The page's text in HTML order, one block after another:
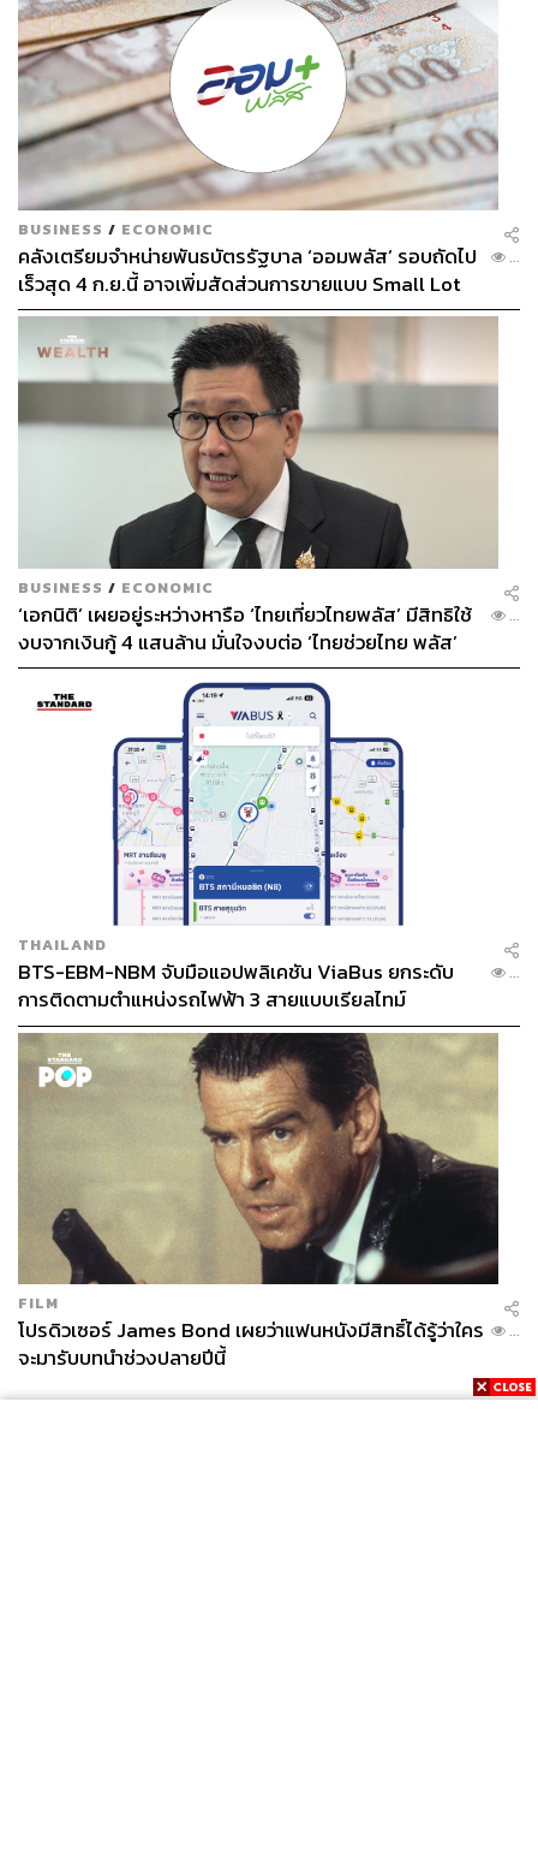
เพลง North London Forever ไม่ได้พูดถึงแชมป์ ไม่ได้พูดถึง
ชัยชนะ แต่มันพูดถึงบ้าน ชุมชน และความผูกพัน
สิ่งที่น่าสนใจคือ North London Forever ไม่ได้ถูกแต่งขึ้นเพื่อ
Arsenal โดยตรง แต่ มิเกล อาร์เตต้า มองเห็นพลังของมัน
และเลือกดึงมันเข้ามาเป็นส่วนหนึ่งของการสร้างวัฒนธรรม
ใหม่ของสโมสรในช่วงปี 2022 ซึ่งเป็นช่วงที่ Arsenal ยังไม่ได้
ประสบความสำเร็จเต็มตัว ยังอยู่ระหว่างการสร้างตัวตน และ
ยังต้องต่อสู้กับคำวิจารณ์มากมาย
ประโยค whatever the weather มีความหมายลึกมาก และ
ท่วงทำนองตอนที่คน 60,000 กว่าคนร้องในสนามทั้งตอน
ก่อนแข่งและหลังแข่งฟังแล้วขนลุกสุดๆ
ผมเองเชียร์อาร์เซนอลมานับ 20 กว่าปี ไปดูอาร์เซนอลที่
สนามเป็นสิบๆ ครั้ง ก็เพิ่งได้ฟังเพลงนี้จริงๆในสนามเมื่อปีนี้
นี่เอง การได้อยู่ในบรรยากาศวันนั้นยอมรับว่าน้ำตาไหลได้
North London forever
ลอนดอนเหนือจะอยู่กับเราตลอดไป
Whatever the weather
ไม่ว่าสภาพอากาศจะเป็นอย่างไร
These streets are our own
ถนนทุกสายที่นี่คือบ้านของเรา
And my heart will leave you never
และหัวใจของฉันจะไม่มีวันจากที่นี่ไป
My blood will forever run through the stone
เลือดของฉันจะไหลเวียนอยู่ในผืนดินและก้อนหินแห่งที่นี่
ตลอดไป
มันไม่ได้หมายถึงแค่ฝนตกหรือแดดออก แต่มันหมายถึง ตอน
ชนะก็อยู่ ตอนแพ้ก็อยู่ ตอนถูกล้อก็ยังอยู่
นี่คือสิ่งที่ทำให้ Arsenal ไม่ใช่แค่สโมสรฟุตบอล แต่เป็น
ชุมชนของผู้คนที่มีความเชื่อร่วมกัน
การสร้างสิ่งยิ่งใหญ่ ไม่ได้เริ่มจากการหา “คนที่เก่งที่สุด” แต่
มันเริ่มจากการตอบให้ได้ว่าเราเป็นใคร จากนั้นสร้าง
วัฒนธรรมที่สนับสนุนตัวตนนั้น สร้างวินัยให้มันเกิดขึ้นจริง
และมีความอดทนมากพอที่จะไม่เลิกกลางทาง
Trust the process
BUSINESS / ECONOMIC
คลังเตรียมจำหน่ายพันธบัตรรัฐบาล ‘ออมพลัส’ รอบถัดไป
เร็วสุด 4 ก.ย.นี้ อาจเพิ่มสัดส่วนการขายแบบ Small Lot
First มากขึ้น
...
BUSINESS / ECONOMIC
‘เอกนิติ’ เผยอยู่ระหว่างหารือ ‘ไทยเที่ยวไทยพลัส’ มีสิทธิใช้
งบจากเงินกู้ 4 แสนล้าน มั่นใจงบต่อ ‘ไทยช่วยไทย พลัส’
เฟส 2 มีเพียงพอ
...
THAILAND
BTS-EBM-NBM จับมือแอปพลิเคชัน ViaBus ยกระดับ
การติดตามตำแหน่งรถไฟฟ้า 3 สายแบบเรียลไทม์
...
FILM
โปรดิวเซอร์ James Bond เผยว่าแฟนหนังมีสิทธิ์ได้รู้ว่าใคร
จะมารับบทนำช่วงปลายปีนี้
...